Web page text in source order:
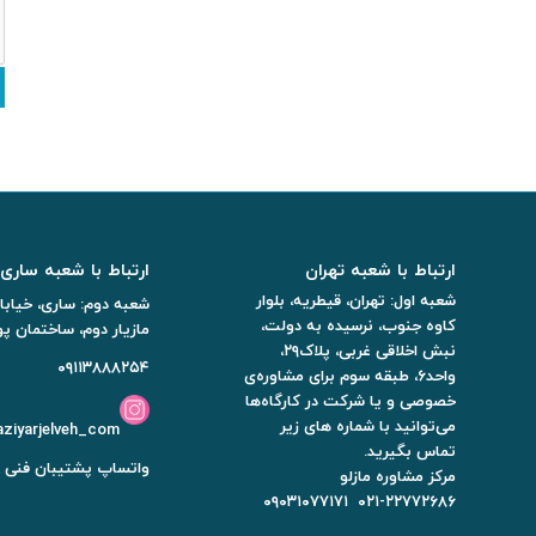
ارتباط با شعبه تهران
شعبه اول: تهران، قیطریه، بلوار
کاوه جنوب، نرسیده به دولت،
نبش اخلاقی غربی، پلاک۲۹،
واحد۶، طبقه سوم برای مشاوره‌ی
خصوصی و یا شرکت در کارگاه‌ها
می‌توانید با شماره های زیر
تماس بگیرید.
مرکز مشاوره مازلو
۰۲۱-۲۲۷۷۲۶۸۶ ۰۹۰۳۱۰۷۷۱۷۱
ارتباط با شعبه ساری
شعبه دوم: ساری،
مازیار دوم، ساختمان
۰۹۱۱۳۸۸۸۲۵۴
واتساپ پشتیبان